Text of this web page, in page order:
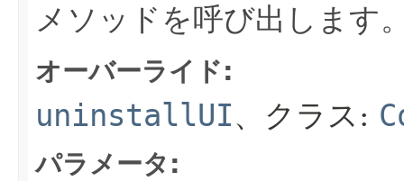
メソッドを呼び出します
オーバーライド:
uninstallUI、クラス:
パラメータ: